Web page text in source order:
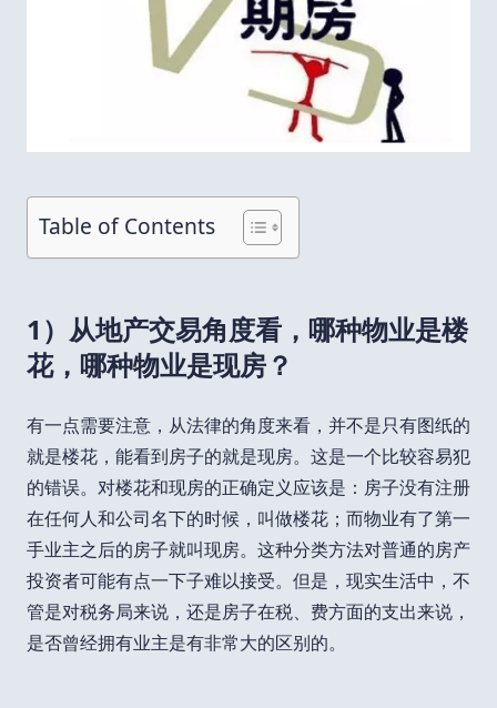
Table of Contents
1）从地产交易角度看，哪种物业是楼
花，哪种物业是现房？
有一点需要注意，从法律的角度来看，并不是只有图纸的
就是楼花，能看到房子的就是现房。这是一个比较容易犯
的错误。对楼花和现房的正确定义应该是：房子没有注册
在任何人和公司名下的时候，叫做楼花；而物业有了第一
手业主之后的房子就叫现房。这种分类方法对普通的房产
投资者可能有点一下子难以接受。但是，现实生活中，不
管是对税务局来说，还是房子在税、费方面的支出来说，
是否曾经拥有业主是有非常大的区别的。